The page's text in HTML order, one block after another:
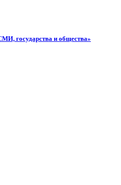
государства и общества»